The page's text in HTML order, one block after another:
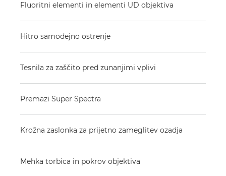
Fluoritni elementi in elementi UD objektiva
Hitro samodejno ostrenje
Tesnila za zaščito pred zunanjimi vplivi
Premazi Super Spectra
Krožna zaslonka za prijetno zameglitev ozadja
Mehka torbica in pokrov objektiva